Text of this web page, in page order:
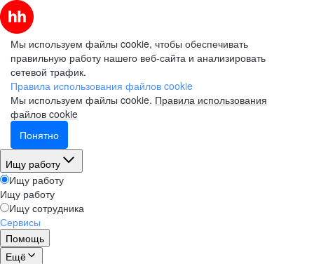
Мы используем файлы cookie, чтобы обеспечивать
правильную работу нашего веб-сайта и анализировать
сетевой трафик.
Правила использования файлов cookie
Мы используем файлы cookie. Правила использования
файлов cookie
Понятно
Ищу работу
Ищу работу
Ищу работу
Ищу сотрудника
Сервисы
Помощь
Ещё